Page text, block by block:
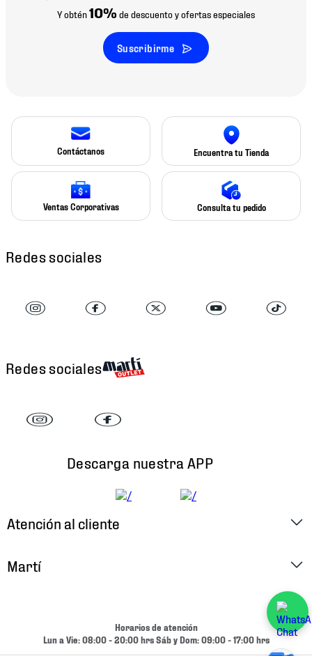
Y obtén10% de descuento y ofertas especiales
Suscribirme
Contáctanos Encuentra tu Tienda
Ventas Corporativas Consulta tu pedido
Redes sociales
Redes sociales
Descarga nuestra APP
Atención al cliente
Cambios y Devoluciones
Martí
Horarios de atención
Lun a Vie: 08:00 - 20:00 hrs Sáb y Dom: 09:00 - 17:00 hrs